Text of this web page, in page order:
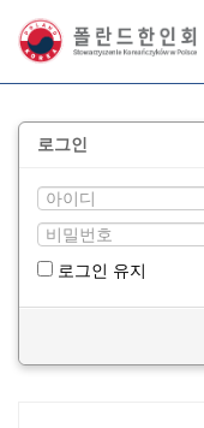
로그인
로그인 유지